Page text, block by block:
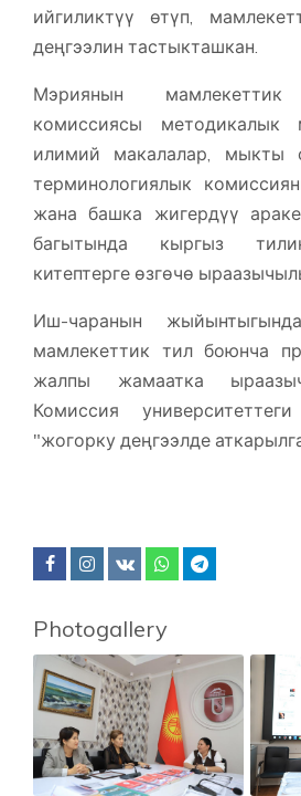
ийгиликтүү өтүп,
деңгээлин тастыкташкан.
Мэриянын
комиссиясы методикалык
илимий макалалар, мыкты
терминологиялык
жана башка жигердүү
багытында кыргыз
китептерге өзгөчө
Иш-чаранын
мамлекеттик тил боюнча
жалпы жамаатка
Комиссия
"жогорку деңгээлде
Photogallery